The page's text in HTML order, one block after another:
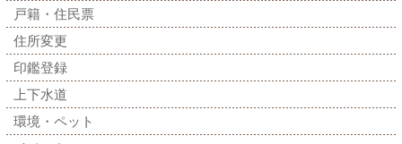
戸籍・住民票
住所変更
印鑑登録
上下水道
環境・ペット